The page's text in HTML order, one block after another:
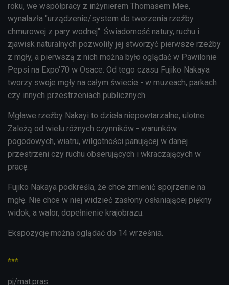
roku, we współpracy z inżynierem Thomasem Mee,
wynalazła "urządzenie/system do tworzenia rzeźby
chmurowej z pary wodnej". Świadomość natury, ruchu i
zjawisk naturalnych pozwoliły jej stworzyć pierwsze rzeźby
z mgły, a pierwszą z nich można było oglądać w Pawilonie
Pepsi na Expo'70 w Osace. Od tego czasu Fujiko Nakaya
tworzy swoje mgły na całym świecie - w muzeach, parkach
czy innych przestrzeniach publicznych.
Mgławe rzeźby Nakayi to dzieła niepowtarzalne, ulotne.
Zależą od wielu różnych czynników - warunków
pogodowych, wiatru, wilgotności panującej w danej
przestrzeni czy ruchu obserujących i wkraczających w
pracę.
Fujiko Nakaya podkreśla, że chce zmienić spojrzenie na
mgłę. Nie chce w niej widzieć zasłony osłaniającej piękny
widok, a walor, dopełnienie krajobrazu.
Ekspozycję można oglądać do 14 września.
***
pj/mat.pras.